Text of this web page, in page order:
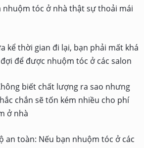
nhuộm tóc ở nhà thật sự thoải mái
kể thời gian đi lại, bạn phải mất khá
để được nhuộm tóc ở các salon
biết chất lượng ra sao nhưng
chắn sẽ tốn kém nhiều cho phí
ở nhà
an toàn: Nếu bạn nhuộm tóc ở các